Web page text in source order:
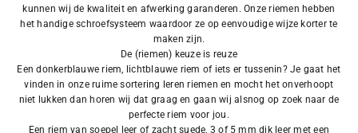
kunnen wij de kwaliteit en afwerking garanderen. Onze riemen hebben
het handige schroefsysteem waardoor ze op eenvoudige wijze korter te
maken zijn.
De (riemen) keuze is reuze
Een donkerblauwe riem, lichtblauwe riem of iets er tussenin? Je gaat het
vinden in onze ruime sortering leren riemen en mocht het onverhoopt
niet lukken dan horen wij dat graag en gaan wij alsnog op zoek naar de
perfecte riem voor jou.
Een riem van soepel leer of zacht suede, 3 of 5 mm dik leer met een